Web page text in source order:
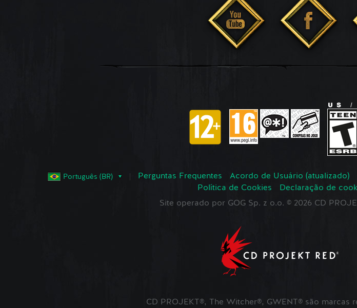
Português (BR) Perguntas Frequentes Acordo de Usuário (atualizado)
Política de Cookies
Declaração de
Site operado por GOG Sp. z o.o. © 2026 CD
CD PROJEKT®, The Witcher®, GWENT® são marcas